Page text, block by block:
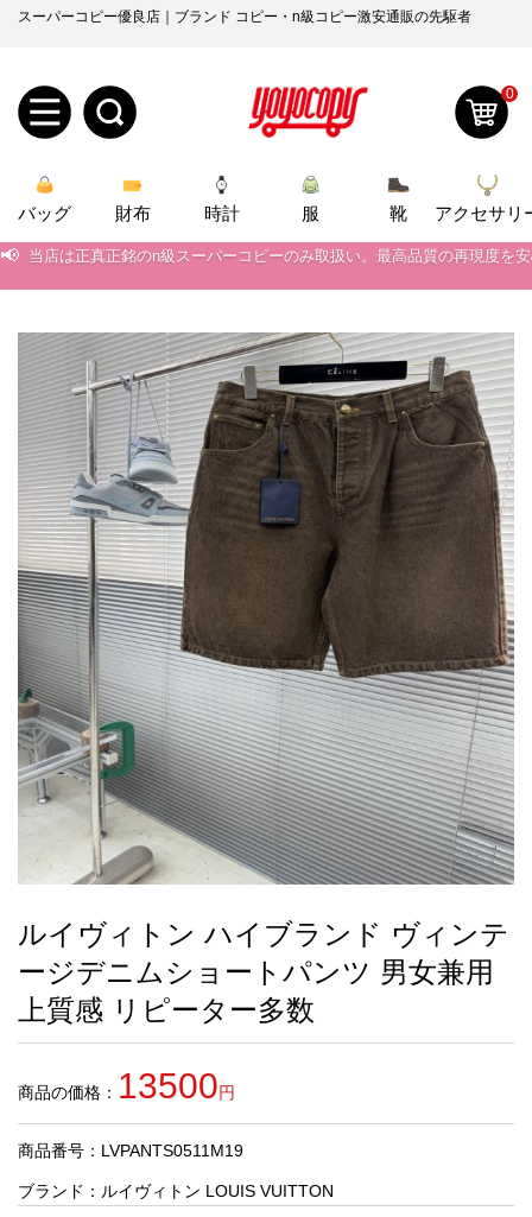
スーパーコピー優良店｜ブランド コピー・n級コピー激安通販の先駆者
規
ユ
ー
登
録
ロ
グ
ー
ダ
ー
管
お
知
ら
せ
yoyocopys@gmail.com
2026人気特集
バッグ
財布
時計
服
ズボン
衣装セット
靴
住まい用品
アクセサリー
ベルト
スカーフ
アイフォーンケ
ース
小物
最
新
製
お
す
め
商
人
気
商
0
バッグ 財布 時計 服 靴 アクセサリ
📢 当店は正真正銘のn級スーパーコピーのみ取扱い。最高品質の再現度を
2026春の新作続々更新中！期間中のご注文でお得な割引をご利用いただ
当店は正真正銘のn級スーパーコピーのみ取扱い。最高品質の再現度を
2026春の新作続々更新中！期間中のご注文でお得な割引をご利用いただ
新作入荷！ルイ・ヴィトンスーパーコピー バッグ最新モデルが登場。
ルイヴィトン ハイブランド ヴィンテ
ージデニムショートパンツ 男女兼用
上質感 リピーター多数
商品の価格： 13500円
商品番号：LVPANTS0511M19
ブランド： ルイヴィトン LOUIS VUITTON